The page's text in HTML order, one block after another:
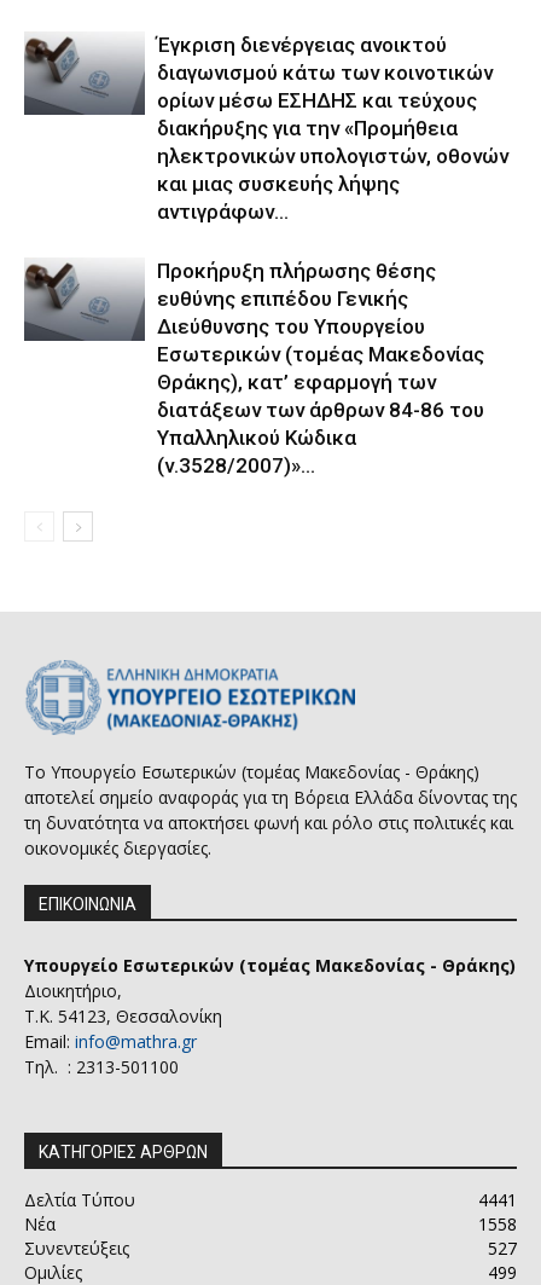
Έγκριση διενέργειας ανοικτού
διαγωνισμού κάτω των κοινοτικών
ορίων μέσω ΕΣΗΔΗΣ και τεύχους
διακήρυξης για την «Προμήθεια
ηλεκτρονικών υπολογιστών, οθονών
και μιας συσκευής λήψης
αντιγράφων...
Προκήρυξη πλήρωσης θέσης
ευθύνης επιπέδου Γενικής
Διεύθυνσης του Υπουργείου
Εσωτερικών (τομέας Μακεδονίας
Θράκης), κατ’ εφαρμογή των
διατάξεων των άρθρων 84-86 του
Υπαλληλικού Κώδικα
(ν.3528/2007)»...
Το Υπουργείο Εσωτερικών (τομέας Μακεδονίας - Θράκης)
αποτελεί σημείο αναφοράς για τη Βόρεια Ελλάδα δίνοντας της
τη δυνατότητα να αποκτήσει φωνή και ρόλο στις πολιτικές και
οικονομικές διεργασίες.
ΕΠΙΚΟΙΝΩΝΙΑ
Υπουργείο Εσωτερικών (τομέας Μακεδονίας - Θράκης)
Διοικητήριο,
Τ.Κ. 54123, Θεσσαλονίκη
Email: info@mathra.gr
Τηλ. : 2313-501100
ΚΑΤΗΓΟΡΙΕΣ ΑΡΘΡΩΝ
Δελτία Τύπου
4441
Νέα
1558
Συνεντεύξεις
527
Ομιλίες
499